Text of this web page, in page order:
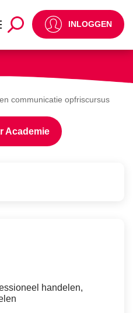
Triage
INLOGGEN
communicatie opfriscursus
Academie
handelen